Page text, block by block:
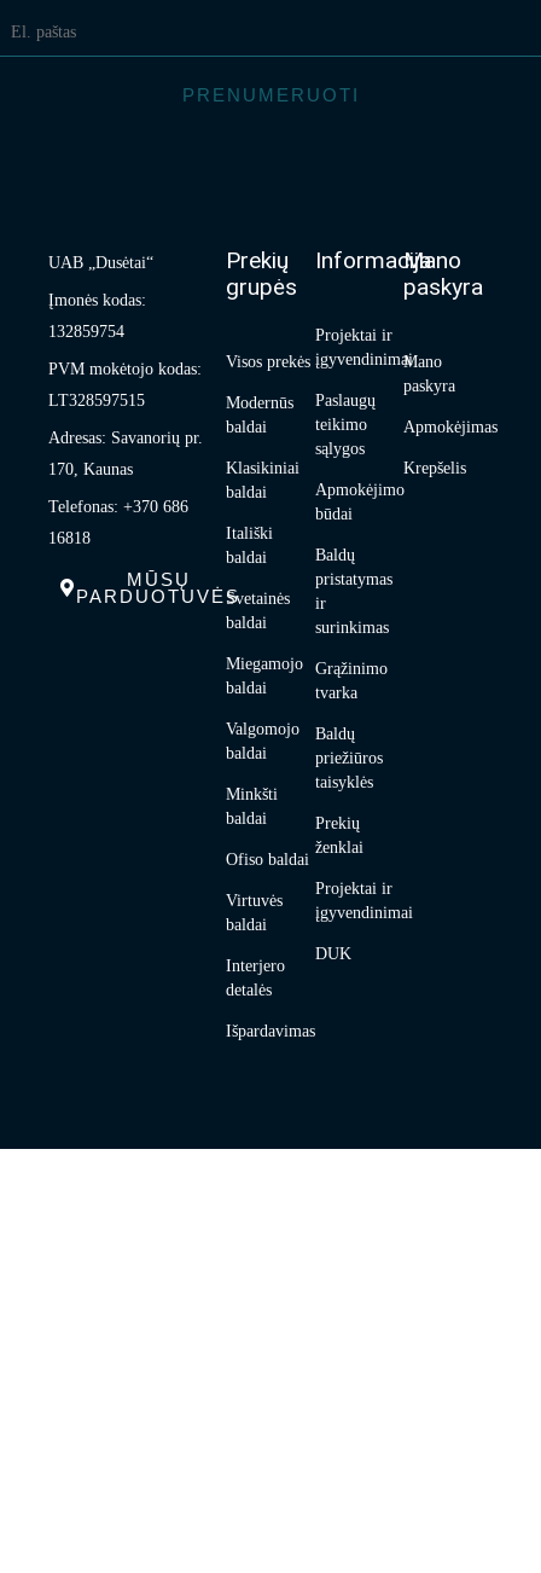
PRENUMERUOTI
UAB „Dusėtai“
Įmonės kodas:
132859754
PVM mokėtojo kodas:
LT328597515
Adresas: Savanorių pr.
170, Kaunas
Telefonas: +370 686
16818
MŪSŲ
PARDUOTUVĖS
Prekių
grupės
Visos prekės
Modernūs
baldai
Klasikiniai
baldai
Itališki
baldai
Svetainės
baldai
Miegamojo
baldai
Valgomojo
baldai
Minkšti
baldai
Ofiso baldai
Virtuvės
baldai
Interjero
detalės
Išpardavimas
Informacija
Projektai ir
įgyvendinimai
Paslaugų
teikimo
sąlygos
Apmokėjimo
būdai
Baldų
pristatymas
ir
surinkimas
Grąžinimo
tvarka
Baldų
priežiūros
taisyklės
Prekių
ženklai
Projektai ir
įgyvendinimai
DUK
Mano
paskyra
Mano
paskyra
Apmokėjimas
Krepšelis